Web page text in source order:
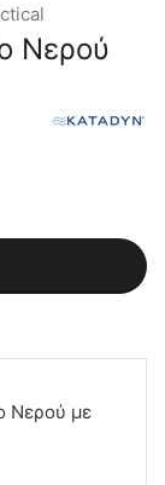
Νερού
Νερού με